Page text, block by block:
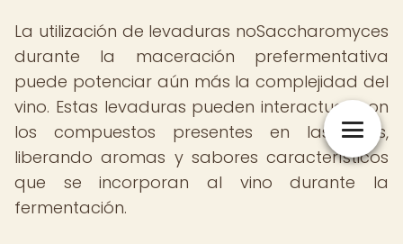
La utilización de levaduras noSaccharomyces
durante la maceración prefermentativa
puede potenciar aún más la complejidad del
vino. Estas levaduras pueden interactuar con
los compuestos presentes en las uvas,
liberando aromas y sabores característicos
que se incorporan al vino durante la
fermentación.